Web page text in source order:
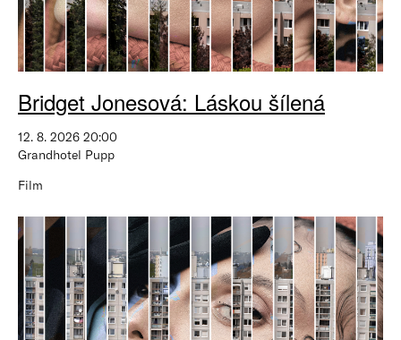
Bridget Jonesová: Láskou šílená
12. 8. 2026 20:00
Grandhotel Pupp
Film